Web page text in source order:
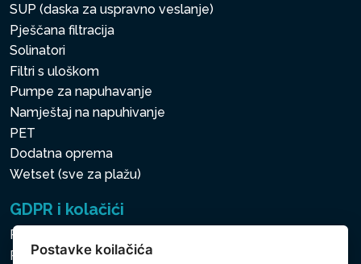
SUP (daska za uspravno veslanje)
Pješčana filtracija
Solinatori
Filtri s uloškom
Pumpe za napuhavanje
Namještaj na napuhivanje
PET
Dodatna oprema
Wetset (sve za plažu)
GDPR i kolačići
Pravila zaštite osobnih i drugih obrađivanih podataka
Politika kolačića
Postavke koilačića